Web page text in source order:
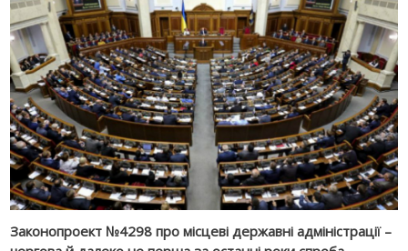
Законопроект №4298 про місцеві державні адміністрації –